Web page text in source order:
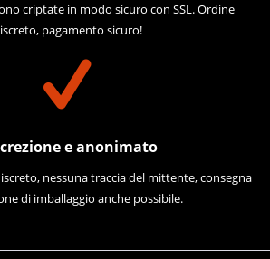
criptate in modo sicuro con SSL. Ordine
pagamento sicuro!
e anonimato
nessuna traccia del mittente, consegna
di imballaggio anche possibile.